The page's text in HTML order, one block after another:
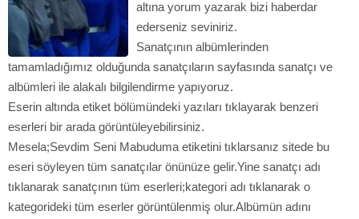
altına yorum yazarak bizi haberdar
ederseniz seviniriz.
Sanatçının albümlerinden
tamamladığımız olduğunda sanatçıların sayfasında sanatçı ve
albümleri ile alakalı bilgilendirme yapıyoruz.
Eserin altında etiket bölümündeki yazıları tıklayarak benzeri
eserleri bir arada görüntüleyebilirsiniz.
Mesela;Sevdim Seni Mabuduma etiketini tıklarsanız sitede bu
eseri söyleyen tüm sanatçılar önünüze gelir.Yine sanatçı adı
tıklanarak sanatçının tüm eserleri;kategori adı tıklanarak o
kategorideki tüm eserler görüntülenmiş olur.Albümün adını